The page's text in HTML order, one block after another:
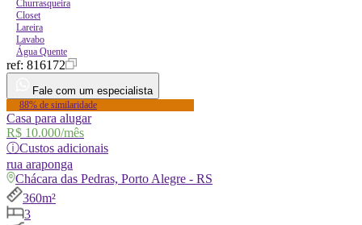
Churrasqueira
Closet
Lareira
Lavabo
Água Quente
ref: 816172
Fale com um especialista
88% de similaridade
Casa para alugar
R$ 10.000/mês
ⓘCustos adicionais
rua araponga
Chácara das Pedras, Porto Alegre - RS
360m²
3